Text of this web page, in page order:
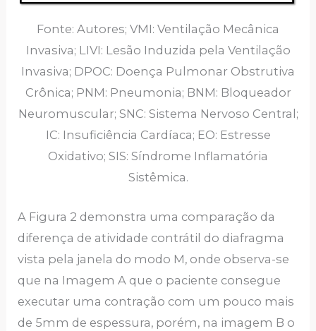
Fonte: Autores; VMI: Ventilação Mecânica
Invasiva; LIVI: Lesão Induzida pela Ventilação
Invasiva; DPOC: Doença Pulmonar Obstrutiva
Crônica; PNM: Pneumonia; BNM: Bloqueador
Neuromuscular; SNC: Sistema Nervoso Central;
IC: Insuficiência Cardíaca; EO: Estresse
Oxidativo; SIS: Síndrome Inflamatória
Sistêmica.
A Figura 2 demonstra uma comparação da
diferença de atividade contrátil do diafragma
vista pela janela do modo M, onde observa-se
que na Imagem A que o paciente consegue
executar uma contração com um pouco mais
de 5mm de espessura, porém, na imagem B o